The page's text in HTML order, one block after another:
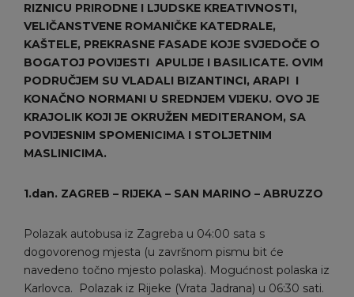
RIZNICU PRIRODNE I LJUDSKE KREATIVNOSTI,
VELIČANSTVENE ROMANIČKE KATEDRALE,
KAŠTELE, PREKRASNE FASADE KOJE SVJEDOČE O
BOGATOJ POVIJESTI APULIJE I BASILICATE. OVIM
PODRUČJEM SU VLADALI BIZANTINCI, ARAPI I
KONAČNO NORMANI U SREDNJEM VIJEKU. OVO JE
KRAJOLIK KOJI JE OKRUŽEN MEDITERANOM, SA
POVIJESNIM SPOMENICIMA I STOLJETNIM
MASLINICIMA.
1.dan. ZAGREB – RIJEKA – SAN MARINO – ABRUZZO
Polazak autobusa iz Zagreba u 04:00 sata s
dogovorenog mjesta (u završnom pismu bit će
navedeno točno mjesto polaska). Mogućnost polaska iz
Karlovca. Polazak iz Rijeke (Vrata Jadrana) u 06:30 sati.